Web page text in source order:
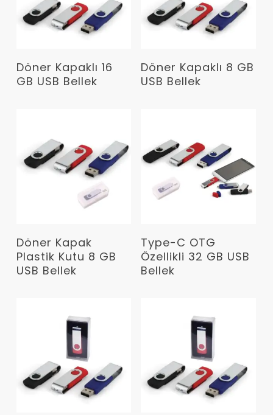
Devamını Oku
Döner Kapaklı 16
GB USB Bellek
Devamını Oku
Döner Kapaklı 8 GB
USB Bellek
Devamını Oku
Döner Kapak
Plastik Kutu 8 GB
USB Bellek
Devamını Oku
Type-C OTG
Özellikli 32 GB USB
Bellek